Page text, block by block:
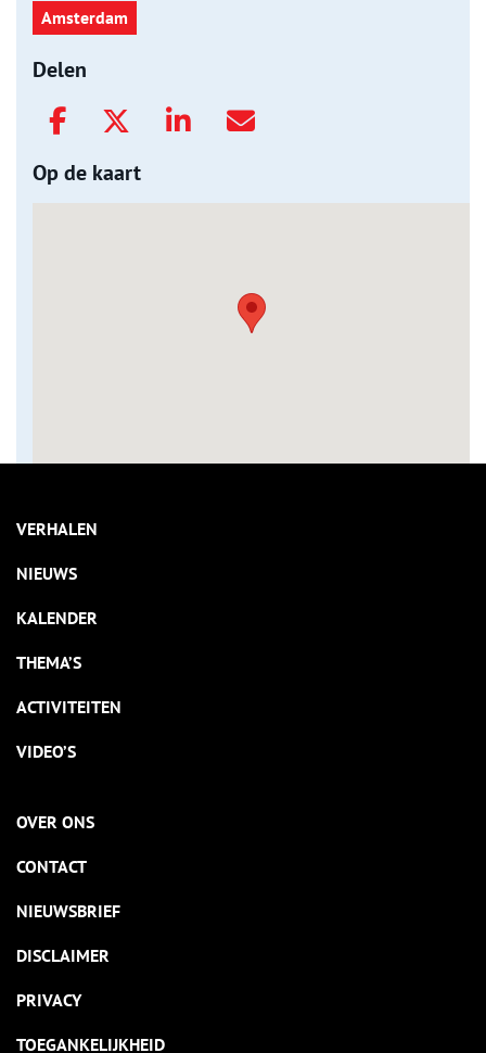
Amsterdam
Delen
Op de kaart
VERHALEN
NIEUWS
KALENDER
THEMA’S
ACTIVITEITEN
VIDEO’S
OVER ONS
CONTACT
NIEUWSBRIEF
DISCLAIMER
PRIVACY
TOEGANKELIJKHEID